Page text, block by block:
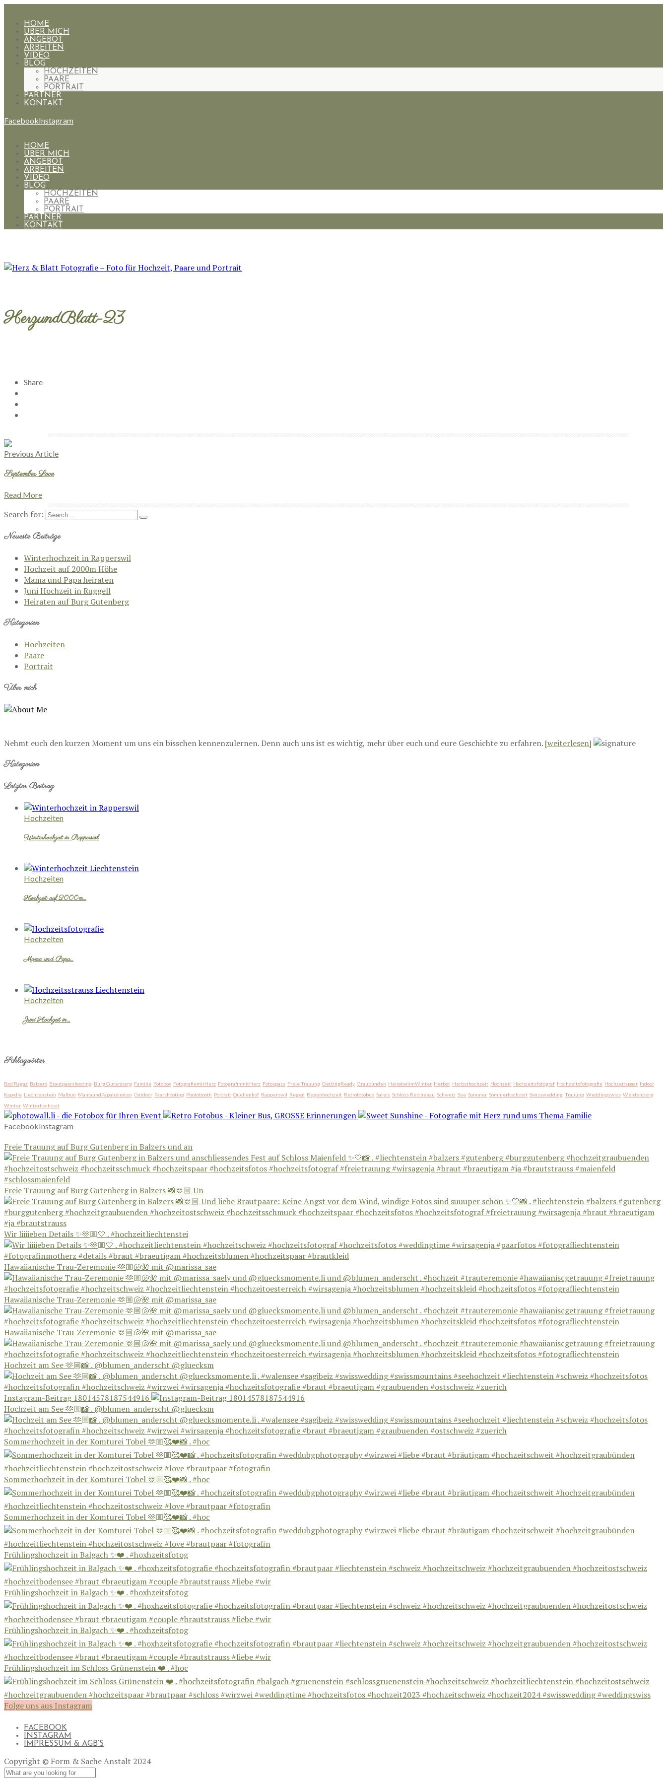
HOME
ÜBER MICH
ANGEBOT
ARBEITEN
VIDEO
BLOG
HOCHZEITEN
PAARE
PORTRAIT
PARTNER
KONTAKT
FacebookInstagram
HOME
ÜBER MICH
ANGEBOT
ARBEITEN
VIDEO
BLOG
HOCHZEITEN
PAARE
PORTRAIT
PARTNER
KONTAKT
HerzundBlatt-23
Share
Previous Article
September Love
Read More
Search for:
Neueste Beiträge
Winterhochzeit in Rapperswil
Hochzeit auf 2000m Höhe
Mama und Papa heiraten
Juni Hochzeit in Ruggell
Heiraten auf Burg Gutenberg
Kategorien
Hochzeiten
Paare
Portrait
Über mich
Nehmt euch den kurzen Moment um uns ein bisschen kennenzulernen. Denn auch uns ist es wichtig, mehr über euch und eure Geschichte zu erfahren. [weiterlesen]
Kategorien
Letzter Beitrag
Hochzeiten
Winterhochzeit in Rapperswil
Hochzeiten
Hochzeit auf 2000m…
Hochzeiten
Mama und Papa…
Hochzeiten
Juni Hochzeit in…
Schlagwörter
Bad Ragaz Balzers Brautpaarshooting Burg Gutenberg Familie Fotobox FotografiemitHerz FotografinmitHerz Fotospass Freie Trauung GettingReady Graubünden HeiratenimWinter Herbst Herbsthochzeit Hochzeit Hochzeitsfotograf Hochzeitsfotografin Hochzeitspaar Indoor
Kapelle Liechtenstein Malbun MamaundPapaheiraten Outdoor Paarshooting Photobooth Portrait Quellenhof Rapperswil Regen Regenhochzeit Retrofotobus Sareis Schloss Reichenau Schweiz See Sommer Sommerhochzeit Swisswedding Trauung Weddingswiss Werdenberg
Winter Winterhochzeit
FacebookInstagram
Freie Trauung auf Burg Gutenberg in Balzers und an
Freie Trauung auf Burg Gutenberg in Balzers 📸🫶🏼 Un
Wir liiiieben Details ✨🫶🏼🤍 . #hochzeitliechtenstei
Hawaiianische Trau-Zeremonie 🫶🏼🐚🌺 mit @marissa_sae
Hawaiianische Trau-Zeremonie 🫶🏼🐚🌺 mit @marissa_sae
Hawaiianische Trau-Zeremonie 🫶🏼🐚🌺 mit @marissa_sae
Hochzeit am See 🫶🏼📸 . @blumen_anderscht @gluecksm
Instagram-Beitrag 18014578187544916
Hochzeit am See 🫶🏼📸 . @blumen_anderscht @gluecksm
Sommerhochzeit in der Komturei Tobel 🫶🏼🥰❤️📸 . #hoc
Sommerhochzeit in der Komturei Tobel 🫶🏼🥰❤️📸 . #hoc
Sommerhochzeit in der Komturei Tobel 🫶🏼🥰❤️📸 . #hoc
Frühlingshochzeit in Balgach ✨❤️ . #hoxhzeitsfotog
Frühlingshochzeit in Balgach ✨❤️ . #hoxhzeitsfotog
Frühlingshochzeit in Balgach ✨❤️ . #hoxhzeitsfotog
Frühlingshochzeit im Schloss Grünenstein ❤️ . #hoc
Folge uns aus Instagram
FACEBOOK
INSTAGRAM
IMPRESSUM & AGB’S
Copyright © Form & Sache Anstalt 2024